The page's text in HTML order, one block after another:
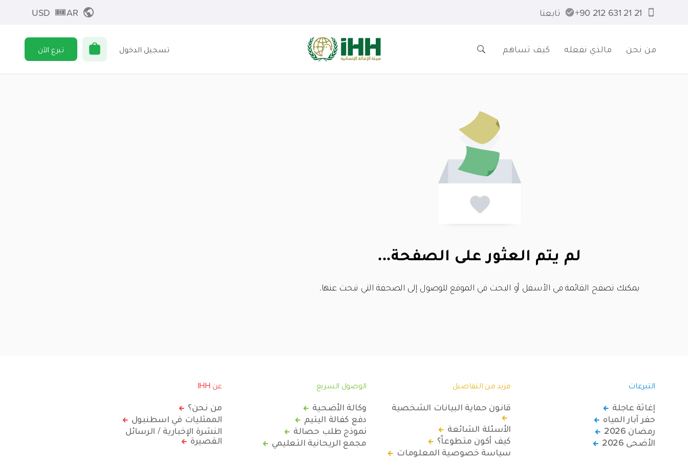
21 21 631 212 90+ تابعنا AR
USD
من نحن مالذي نفعله كيف تساهم تسجيل الدخول تبرع الآن
لم يتم العثور على الصفحة...
يمكنك تصفح القائمة في الأسفل أو البحث في الموقع للوصول إلى الصحفة التي تبحث عنها.
التبرعات
إغاثة عاجلة
حفر آبار المياه
رمضان 2026
الأضحى 2026
مزيد من التفاصيل
قانون حماية البيانات الشخصية
الأسئلة الشائعة
كيف أكون متطوعاً؟
سياسة خصوصية المعلومات
الوصول السريع
وكالة الأضحية
دفع كفالة اليتيم
نموذج طلب حصالة
مجمع الريحانية التعليمي
عن IHH
من نحن؟
الممثليات في اسطنبول
النشرة الإخبارية / الرسائل
القصيرة